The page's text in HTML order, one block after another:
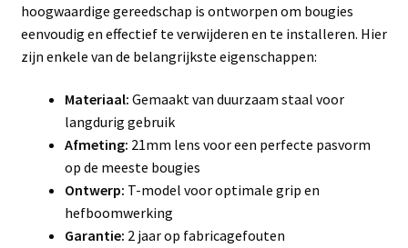
hoogwaardige gereedschap is ontworpen om bougies
eenvoudig en effectief te verwijderen en te installeren. Hier
zijn enkele van de belangrijkste eigenschappen:
Materiaal: Gemaakt van duurzaam staal voor
langdurig gebruik
Afmeting: 21mm lens voor een perfecte pasvorm
op de meeste bougies
Ontwerp: T-model voor optimale grip en
hefboomwerking
Garantie: 2 jaar op fabricagefouten